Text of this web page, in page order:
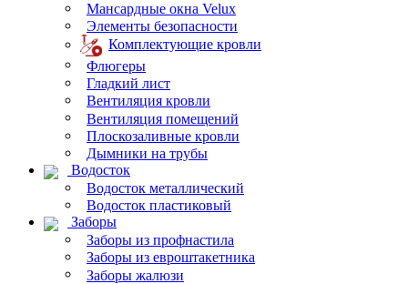
Мансардные окна Velux
Элементы безопасности
Комплектующие кровли
Флюгеры
Гладкий лист
Вентиляция кровли
Вентиляция помещений
Плоскозаливные кровли
Дымники на трубы
Водосток
Водосток металлический
Водосток пластиковый
Заборы
Заборы из профнастила
Заборы из евроштакетника
Заборы жалюзи